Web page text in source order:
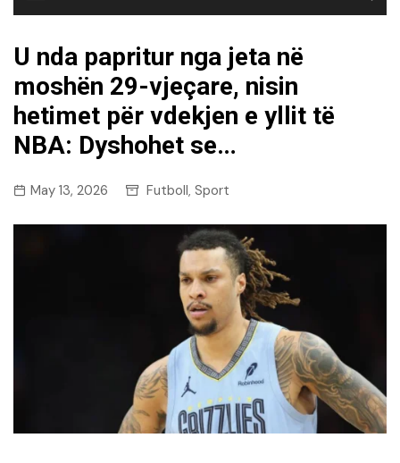
U nda papritur nga jeta në
moshën 29-vjeçare, nisin
hetimet për vdekjen e yllit të
NBA: Dyshohet se…
May 13, 2026 Futboll, Sport